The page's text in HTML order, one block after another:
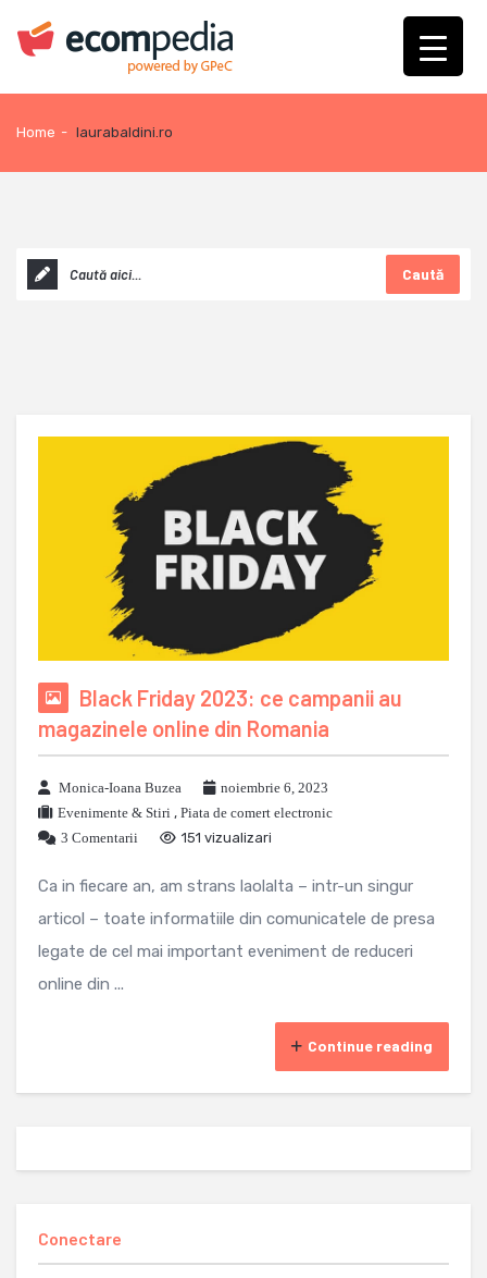
Home - laurabaldini.ro
Caută
Black Friday 2023: ce campanii au
magazinele online din Romania
Monica-Ioana Buzea
noiembrie 6, 2023
Evenimente & Stiri , Piata de comert electronic
3 Comentarii
151 vizualizari
Ca in fiecare an, am strans laolalta – intr-un singur
articol – toate informatiile din comunicatele de presa
legate de cel mai important eveniment de reduceri
online din ...
Continue reading
Conectare